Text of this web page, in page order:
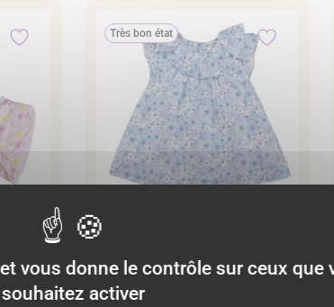
Très bon état
Blanche motif Liberty bleu
vous donne le contrôle sur ceux que
souhaitez activer